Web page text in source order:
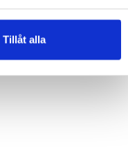
Tillåt alla